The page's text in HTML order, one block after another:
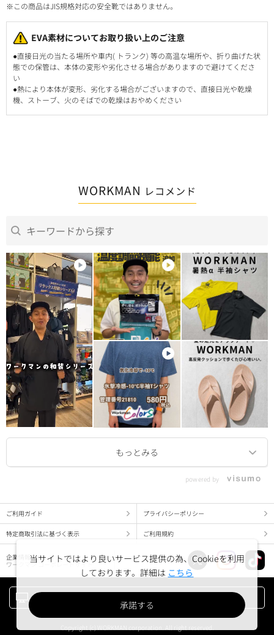
※この商品はJIS規格対応の安全靴ではありません。
EVA素材についてお取り扱い上のご注意
●直接日光の当たる場所や車内( トランク) 等の高温な場所や、折り曲げた状
態での保管は、本体の変形や劣化させる場合がありますので避けてくださ
い
●熱により本体が変形、劣化する場合がございますので、直接日光や乾燥
機、ストーブ、火のそばでの乾燥はおやめください
WORKMAN レコメンド
powered by
ご利用ガイド プライバシーポリシー
特定商取引法に基づく表示 ご利用規約
企業情報
ワークマン コーポレートサイト
当サイトではより良いサービス提供の為、Cookieを利用
しております。詳細は こちら
承諾する